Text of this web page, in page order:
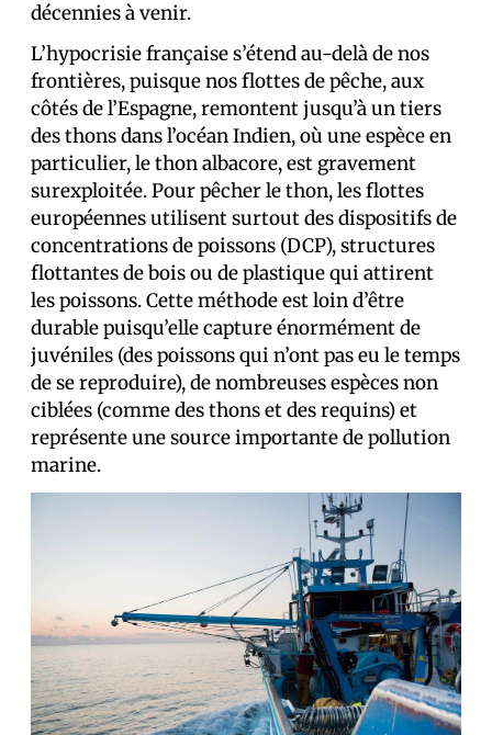
décennies à venir.
L’hypocrisie française s’étend au-delà de nos
frontières, puisque nos flottes de pêche, aux
côtés de l’Espagne, remontent jusqu’à un tiers
des thons dans l’océan Indien, où une espèce en
particulier, le thon albacore, est gravement
surexploitée. Pour pêcher le thon, les flottes
européennes utilisent surtout des dispositifs de
concentrations de poissons (DCP), structures
flottantes de bois ou de plastique qui attirent
les poissons. Cette méthode est loin d’être
durable puisqu’elle capture énormément de
juvéniles (des poissons qui n’ont pas eu le temps
de se reproduire), de nombreuses espèces non
ciblées (comme des thons et des requins) et
représente une source importante de pollution
marine.